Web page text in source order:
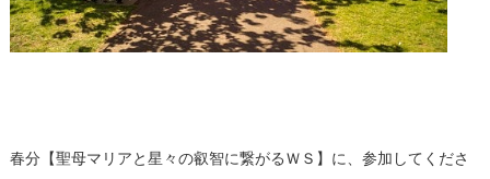
春分【聖母マリアと星々の叡智に繋がるＷＳ】に、参加してくださ